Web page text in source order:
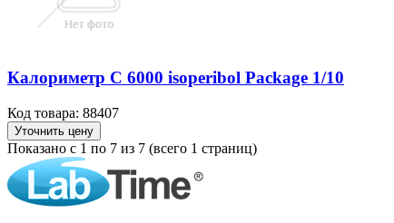
Калориметр C 6000 isoperibol Package 1/10
Код товара: 88407
Уточнить цену
Показано с 1 по 7 из 7 (всего 1 страниц)